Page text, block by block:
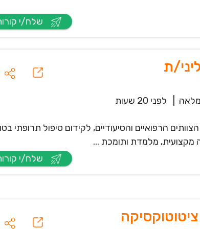
ת
לפני 20 שעות
הרפואיים והסיעודיים, לקידום טיפול תרופתי
מקצועית, מלמדת ותומכת ...